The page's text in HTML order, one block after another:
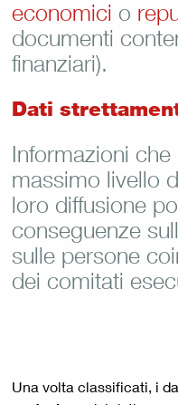
economici o
documenti
finanziari).
Dati
Informazioni
massimo livello
loro diffusione
conseguenze
sulle persone
dei comitati
Una volta classificati, i